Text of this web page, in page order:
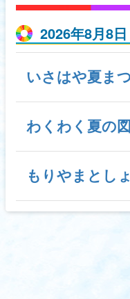
2026年8月8日
いさはや夏ま
わくわく夏の
もりやまとし